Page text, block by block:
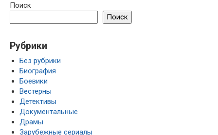
Поиск
Поиск
Рубрики
Без рубрики
Биография
Боевики
Вестерны
Детективы
Документальные
Драмы
Зарубежные сериалы